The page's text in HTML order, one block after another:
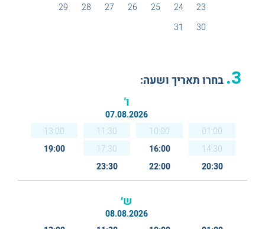
23
24
25
26
27
28
29
30
31
3. בחרו תאריך ושעה:
ו'
07.08.2026
01:00
10:00
11:30
13:00
14:30
16:00
17:30
19:00
20:30
22:00
23:30
ש׳
08.08.2026